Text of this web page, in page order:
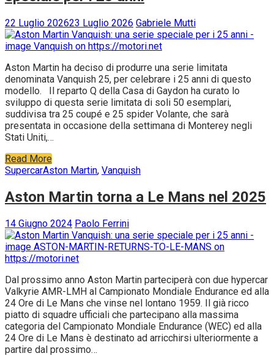
22 Luglio 202623 Luglio 2026 Gabriele Mutti
Aston Martin ha deciso di produrre una serie limitata
denominata Vanquish 25, per celebrare i 25 anni di questo
modello. Il reparto Q della Casa di Gaydon ha curato lo
sviluppo di questa serie limitata di soli 50 esemplari,
suddivisa tra 25 coupé e 25 spider Volante, che sarà
presentata in occasione della settimana di Monterey negli
Stati Uniti,…
Read More
SupercarAston Martin, Vanquish
Aston Martin torna a Le Mans nel 2025
14 Giugno 2024 Paolo Ferrini
Dal prossimo anno Aston Martin parteciperà con due hypercar
Valkyrie AMR-LMH al Campionato Mondiale Endurance ed alla
24 Ore di Le Mans che vinse nel lontano 1959. Il già ricco
piatto di squadre ufficiali che partecipano alla massima
categoria del Campionato Mondiale Endurance (WEC) ed alla
24 Ore di Le Mans è destinato ad arricchirsi ulteriormente a
partire dal prossimo…